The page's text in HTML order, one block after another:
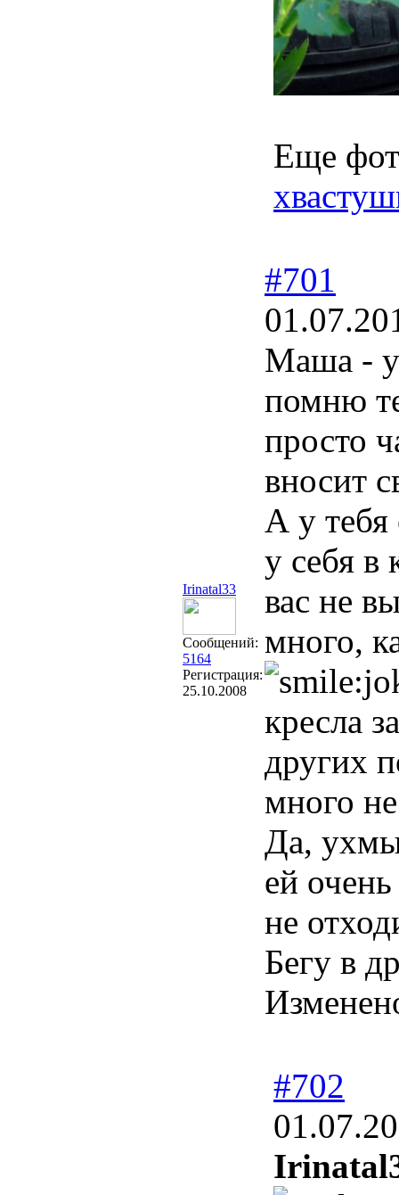
Еще
Irinatal33
Сообщений:
5164
Регистрация:
25.10.2008
#701
Маша -
помню
просто
вносит
А у тебя
у себя в
вас не
много,
кресла
других
много
Да,
ей
не
Бегу в
#702